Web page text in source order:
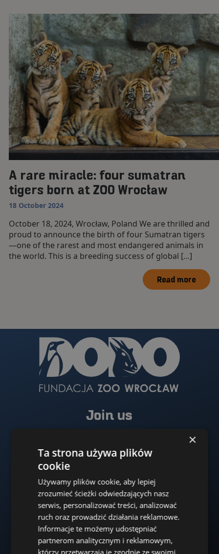
A rare miracle: four sumatran
tigers born at ZOO Wrocław
18 October 2024
October 18, 2024, Wrocław, Poland We are thrilled and
proud to announce the birth of four Sumatran tigers
—one of the rarest and most endangered animals in
the world. This is a breeding success of global […]
Read more
Join us
Wroclaw DODO Foundation implements over 30
conservation projects all over the world.
Donate
×
Ta strona używa plików
cookie
Używamy plików cookie, aby lepiej
zrozumieć ścieżki odwiedzających nasz
serwis, personalizować treści, analizować
ruch oraz prowadzić działania reklamowe.
Informacje te możemy udostępniać
partnerom analitycznym i reklamowym,
którzy przetwarzają je zgodnie ze swoimi